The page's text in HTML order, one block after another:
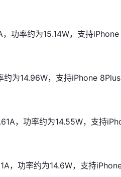
功率约为15.14W，支持iPhone
约为14.96W，支持iPhone 8Plus
，功率约为14.55W，支持
，功率约为14.6W，支持